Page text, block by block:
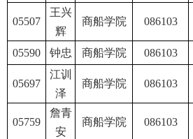
05507
王兴
辉
商船学院 086103
05590 钟忠 商船学院 086103
05697
江训
泽
商船学院 086103
05759
詹青
安
商船学院 086103